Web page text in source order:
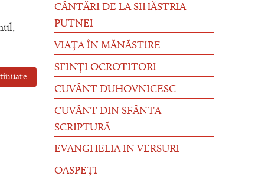
CÂNTĂRI DE LA SIHĂSTRIA
PUTNEI
VIAȚA ÎN MĂNĂSTIRE
SFINȚI OCROTITORI
CUVÂNT DUHOVNICESC
CUVÂNT DIN SFÂNTA
SCRIPTURĂ
EVANGHELIA IN VERSURI
OASPEȚI